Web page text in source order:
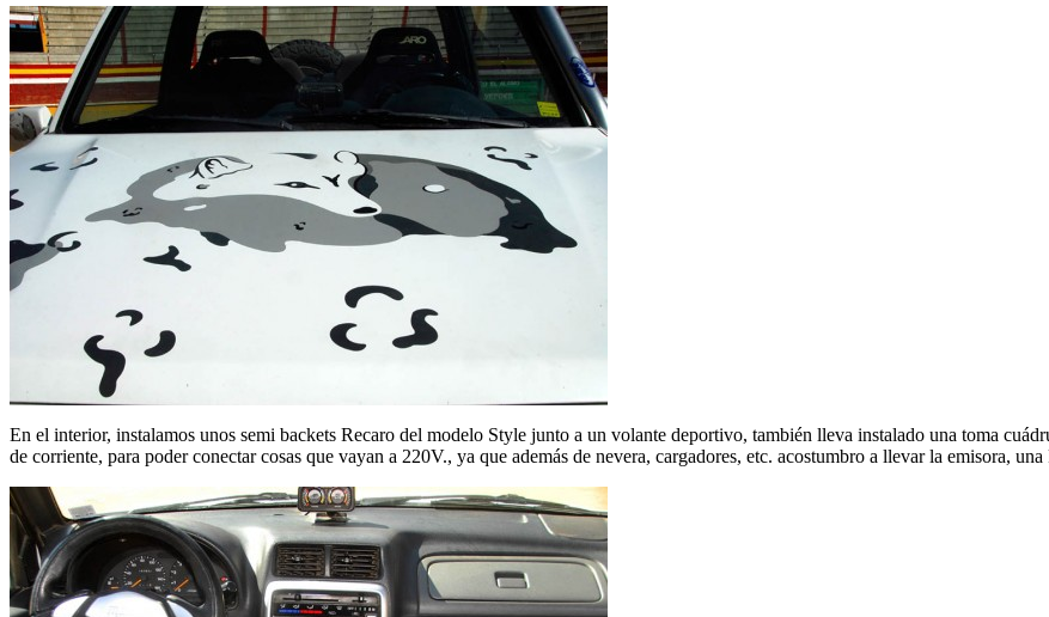
En el interior, instalamos unos semi backets Recaro del modelo Style junto a un volante deportivo, también lleva instalado una toma
de corriente, para poder conectar cosas que vayan a 220V., ya que además de nevera, cargadores, etc. acostumbro a llevar la emisora,